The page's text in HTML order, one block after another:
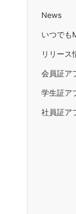
News
いつでも
リリース
会員証ア
学生証ア
社員証ア